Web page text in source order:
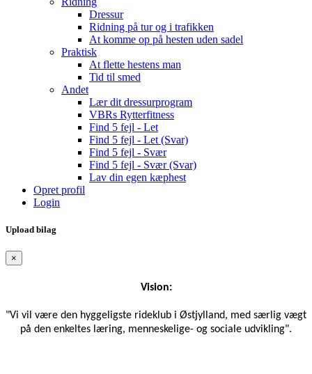
Dressur
Ridning på tur og i trafikken
At komme op på hesten uden sadel
Praktisk
At flette hestens man
Tid til smed
Andet
Lær dit dressurprogram
VBRs Rytterfitness
Find 5 fejl - Let
Find 5 fejl - Let (Svar)
Find 5 fejl - Svær
Find 5 fejl - Svær (Svar)
Lav din egen kæphest
Opret profil
Login
Upload bilag
×
Vision:
"Vi vil være den hyggeligste rideklub i Østjylland, med særlig vægt
på den enkeltes læring, menneskelige- og sociale udvikling".